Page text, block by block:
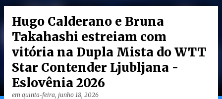
Hugo Calderano e Bruna
Takahashi estreiam com
vitória na Dupla Mista do WTT
Star Contender Ljubljana -
Eslovênia 2026
em quinta-feira, junho 18, 2026